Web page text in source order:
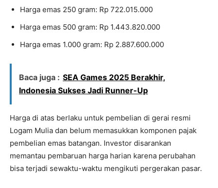
Harga emas 250 gram: Rp 722.015.000
Harga emas 500 gram: Rp 1.443.820.000
Harga emas 1.000 gram: Rp 2.887.600.000
Baca juga : SEA Games 2025 Berakhir,
Indonesia Sukses Jadi Runner-Up
Harga di atas berlaku untuk pembelian di gerai resmi
Logam Mulia dan belum memasukkan komponen pajak
pembelian emas batangan. Investor disarankan
memantau pembaruan harga harian karena perubahan
bisa terjadi sewaktu-waktu mengikuti pergerakan pasar.